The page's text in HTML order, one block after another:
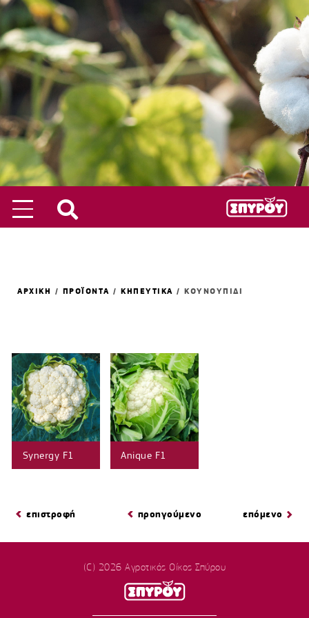
ΑΡΧΙΚΗ / ΠΡΟΪΟΝΤΑ / ΚΗΠΕΥΤΙΚΑ / ΚΟΥΝΟΥΠΙΔΙ
Synergy F1 Anique F1
επιστροφή επόμενο
προηγούμενο
(C) 2026 Αγροτικός Οίκος Σπύρου